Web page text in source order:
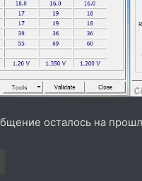
осталось на